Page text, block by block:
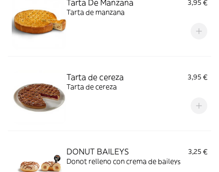
Tarta De Manzana
3,95 €
Tarta de manzana
Tarta de cereza
3,95 €
Tarta de cereza
DONUT BAILEYS
3,25 €
Donot relleno con crema de baileys